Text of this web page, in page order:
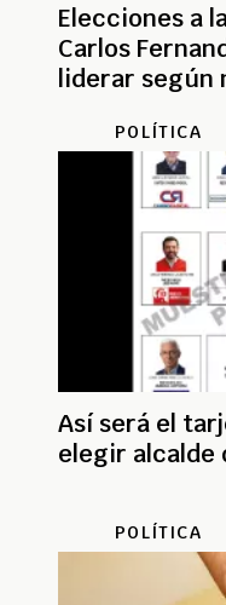
Elecciones a
Carlos
liderar según
POLÍTICA
Así será el
elegir alcalde
POLÍTICA